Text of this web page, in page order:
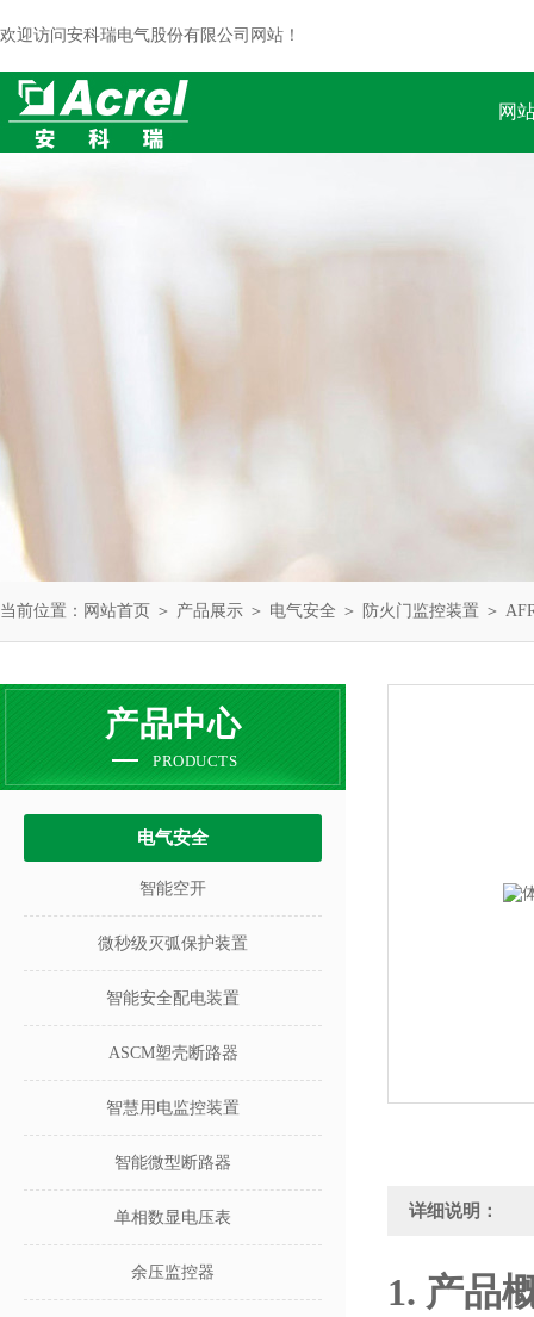
欢迎访问安科瑞电气股份有限公司网站！
网
当前位置： 网站首页 ＞ 产品展示 ＞ 电气安全 ＞ 防火门监控装置 ＞
产品中心
PRODUCTS
电气安全
智能空开
微秒级灭弧保护装置
智能安全配电装置
ASCM塑壳断路器
智慧用电监控装置
智能微型断路器
单相数显电压表
余压监控器
详细说明：
1. 产品